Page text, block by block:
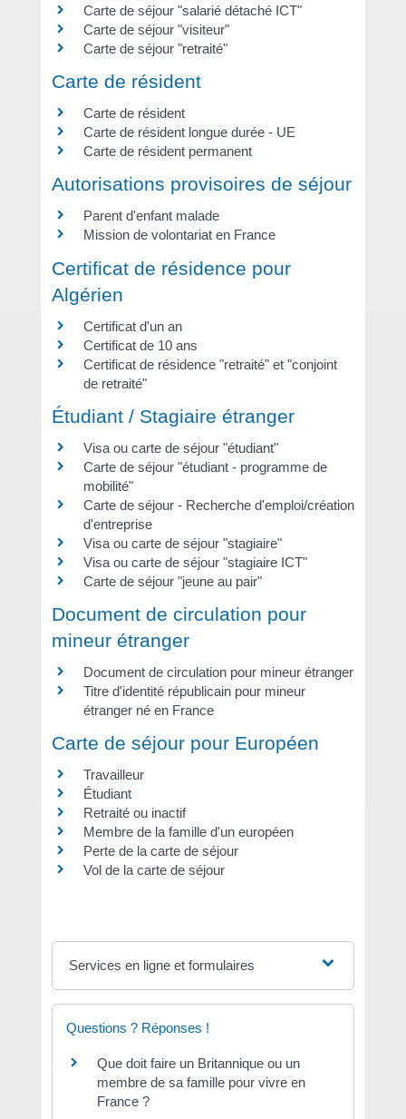
Carte de séjour "salarié détaché ICT"
Carte de séjour "visiteur"
Carte de séjour "retraité"
Carte de résident
Carte de résident
Carte de résident longue durée - UE
Carte de résident permanent
Autorisations provisoires de séjour
Parent d'enfant malade
Mission de volontariat en France
Certificat de résidence pour
Algérien
Certificat d'un an
Certificat de 10 ans
Certificat de résidence "retraité" et "conjoint
de retraité"
Étudiant / Stagiaire étranger
Visa ou carte de séjour "étudiant"
Carte de séjour "étudiant - programme de
mobilité"
Carte de séjour - Recherche d'emploi/création
d'entreprise
Visa ou carte de séjour "stagiaire"
Visa ou carte de séjour "stagiaire ICT"
Carte de séjour "jeune au pair"
Document de circulation pour
mineur étranger
Document de circulation pour mineur étranger
Titre d'identité républicain pour mineur
étranger né en France
Carte de séjour pour Européen
Travailleur
Étudiant
Retraité ou inactif
Membre de la famille d'un européen
Perte de la carte de séjour
Vol de la carte de séjour
Services en ligne et formulaires
Questions ? Réponses !
Que doit faire un Britannique ou un
membre de sa famille pour vivre en
France ?